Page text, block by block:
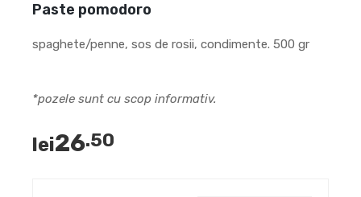
Paste pomodoro
spaghete/penne, sos de rosii, condimente. 500 gr
*pozele sunt cu scop informativ.
lei26.50